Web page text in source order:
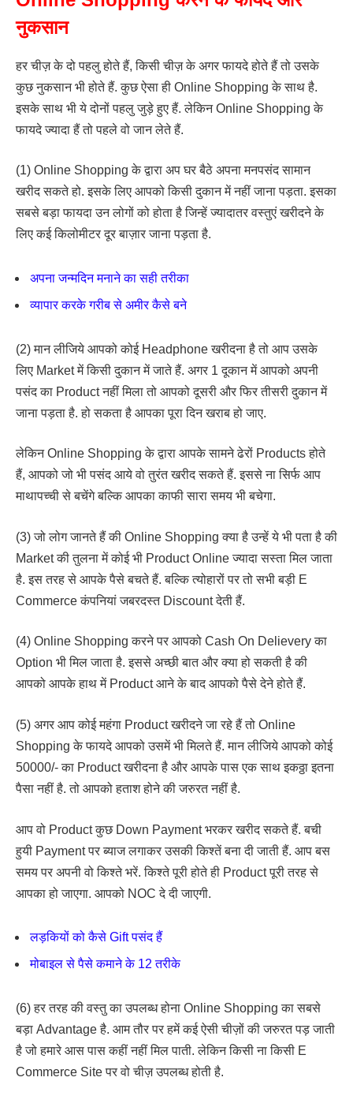
नुकसान
हर चीज़ के दो पहलु होते हैं, किसी चीज़ के अगर फायदे होते हैं तो उसके
कुछ नुकसान भी होते हैं. कुछ ऐसा ही Online Shopping के साथ है.
इसके साथ भी ये दोनों पहलु जुड़े हुए हैं. लेकिन Online Shopping के
फायदे ज्यादा हैं तो पहले वो जान लेते हैं.
(1) Online Shopping के द्वारा अप घर बैठे अपना मनपसंद सामान
खरीद सकते हो. इसके लिए आपको किसी दुकान में नहीं जाना पड़ता. इसका
सबसे बड़ा फायदा उन लोगों को होता है जिन्हें ज्यादातर वस्तुएं खरीदने के
लिए कई किलोमीटर दूर बाज़ार जाना पड़ता है.
अपना जन्मदिन मनाने का सही तरीका
व्यापार करके गरीब से अमीर कैसे बने
(2) मान लीजिये आपको कोई Headphone खरीदना है तो आप उसके
लिए Market में किसी दुकान में जाते हैं. अगर 1 दूकान में आपको अपनी
पसंद का Product नहीं मिला तो आपको दूसरी और फिर तीसरी दुकान में
जाना पड़ता है. हो सकता है आपका पूरा दिन खराब हो जाए.
लेकिन Online Shopping के द्वारा आपके सामने ढेरों Products होते
हैं, आपको जो भी पसंद आये वो तुरंत खरीद सकते हैं. इससे ना सिर्फ आप
माथापच्ची से बचेंगे बल्कि आपका काफी सारा समय भी बचेगा.
(3) जो लोग जानते हैं की Online Shopping क्या है उन्हें ये भी पता है की
Market की तुलना में कोई भी Product Online ज्यादा सस्ता मिल जाता
है. इस तरह से आपके पैसे बचते हैं. बल्कि त्योहारों पर तो सभी बड़ी E
Commerce कंपनियां जबरदस्त Discount देती हैं.
(4) Online Shopping करने पर आपको Cash On Delievery का
Option भी मिल जाता है. इससे अच्छी बात और क्या हो सकती है की
आपको आपके हाथ में Product आने के बाद आपको पैसे देने होते हैं.
(5) अगर आप कोई महंगा Product खरीदने जा रहे हैं तो Online
Shopping के फायदे आपको उसमें भी मिलते हैं. मान लीजिये आपको कोई
50000/- का Product खरीदना है और आपके पास एक साथ इकठ्ठा इतना
पैसा नहीं है. तो आपको हताश होने की जरुरत नहीं है.
आप वो Product कुछ Down Payment भरकर खरीद सकते हैं. बची
हुयी Payment पर ब्याज लगाकर उसकी किश्तें बना दी जाती हैं. आप बस
समय पर अपनी वो किश्ते भरें. किश्ते पूरी होते ही Product पूरी तरह से
आपका हो जाएगा. आपको NOC दे दी जाएगी.
लड़कियों को कैसे Gift पसंद हैं
मोबाइल से पैसे कमाने के 12 तरीके
(6) हर तरह की वस्तु का उपलब्ध होना Online Shopping का सबसे
बड़ा Advantage है. आम तौर पर हमें कई ऐसी चीज़ों की जरुरत पड़ जाती
है जो हमारे आस पास कहीं नहीं मिल पाती. लेकिन किसी ना किसी E
Commerce Site पर वो चीज़ उपलब्ध होती है.